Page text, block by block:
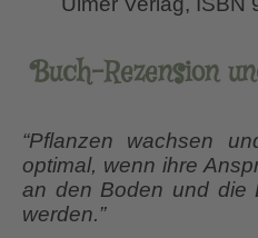
Buch-Rezension
“Pflanzen wachsen
optimal, wenn ihre
an den Boden und die
werden.”